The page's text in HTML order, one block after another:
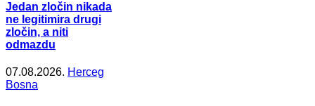
Jedan zločin nikada
ne legitimira drugi
zločin, a niti
odmazdu
07.08.2026. Herceg
Bosna